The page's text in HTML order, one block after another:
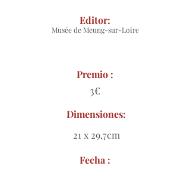
Musée de Meung-sur-Loire
Editor:
Premio :
3€
Dimensiones:
21 x 29,7cm
Fecha :